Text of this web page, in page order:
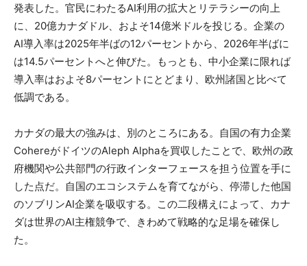
発表した。官民にわたるAI利用の拡大とリテラシーの向上
に、20億カナダドル、およそ14億米ドルを投じる。企業の
AI導入率は2025年半ばの12パーセントから、2026年半ばに
は14.5パーセントへと伸びた。もっとも、中小企業に限れば
導入率はおよそ8パーセントにとどまり、欧州諸国と比べて
低調である。
カナダの最大の強みは、別のところにある。自国の有力企業
CohereがドイツのAleph Alphaを買収したことで、欧州の政
府機関や公共部門の行政インターフェースを担う位置を手に
した点だ。自国のエコシステムを育てながら、停滞した他国
のソブリンAI企業を吸収する。この二段構えによって、カナ
ダは世界のAI主権競争で、きわめて戦略的な足場を確保し
た。